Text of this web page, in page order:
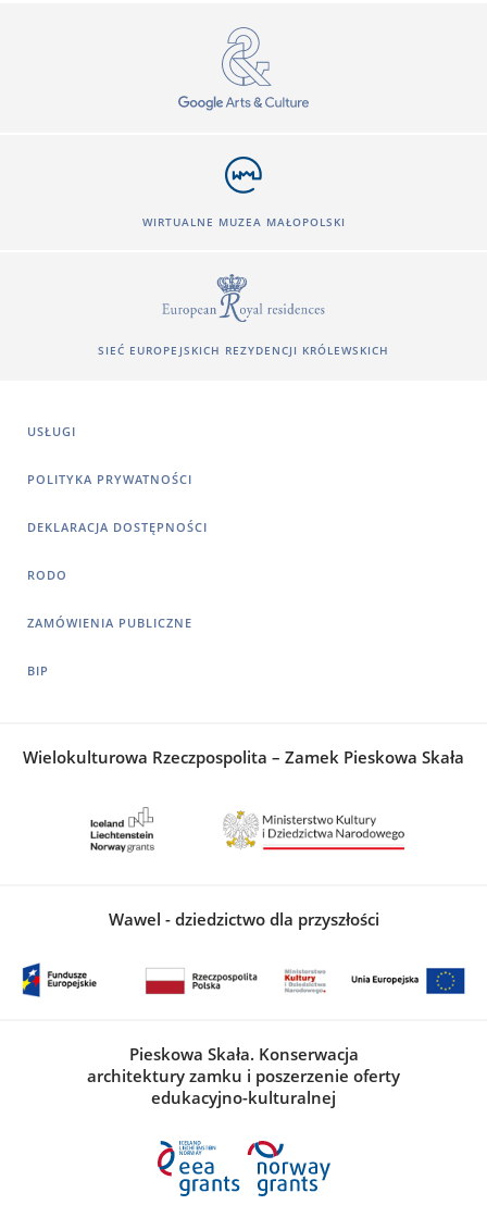
WIRTUALNE MUZEA MAŁOPOLSKI
SIEĆ EUROPEJSKICH REZYDENCJI KRÓLEWSKICH
USŁUGI
POLITYKA PRYWATNOŚCI
DEKLARACJA DOSTĘPNOŚCI
RODO
ZAMÓWIENIA PUBLICZNE
BIP
Wielokulturowa Rzeczpospolita – Zamek Pieskowa Skała
Wawel - dziedzictwo dla przyszłości
Pieskowa Skała. Konserwacja
architektury zamku i poszerzenie oferty
edukacyjno-kulturalnej